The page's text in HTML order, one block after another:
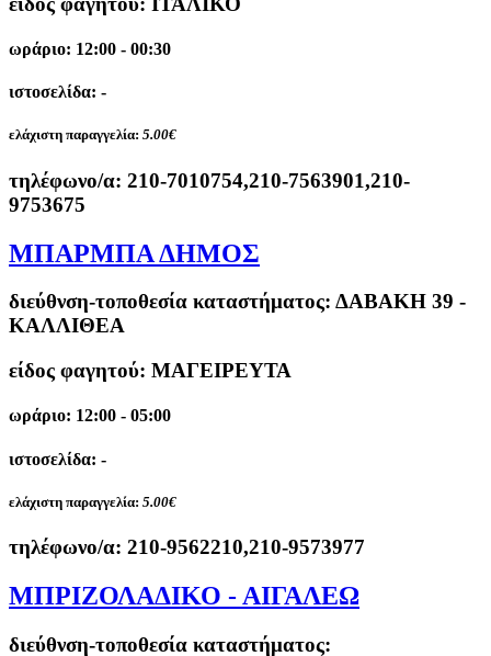
ωράριο: 12:00 - 00:30
ιστοσελίδα: -
ελάχιστη παραγγελία: 5.00€
τηλέφωνο/α: 210-7010754,210-7563901,210-
9753675
ΜΠΑΡΜΠΑ ΔΗΜΟΣ
διεύθνση-τοποθεσία καταστήματος: ΔΑΒΑΚΗ 39 -
ΚΑΛΛΙΘΕΑ
είδος φαγητού: ΜΑΓΕΙΡΕΥΤΑ
ωράριο: 12:00 - 05:00
ιστοσελίδα: -
ελάχιστη παραγγελία: 5.00€
τηλέφωνο/α: 210-9562210,210-9573977
ΜΠΡΙΖΟΛΑΔΙΚΟ - ΑΙΓΑΛΕΩ
διεύθνση-τοποθεσία καταστήματος: